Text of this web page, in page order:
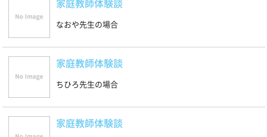
家庭教師体験談
なおや先生の場合
家庭教師体験談
ちひろ先生の場合
家庭教師体験談